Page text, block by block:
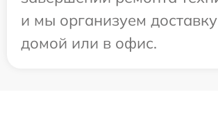
и мы организуем
домой или в офис.